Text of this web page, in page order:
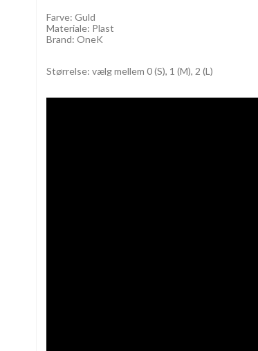
Farve: Guld
Materiale: Plast
Brand: OneK
Størrelse: vælg mellem 0 (S), 1 (M), 2 (L)